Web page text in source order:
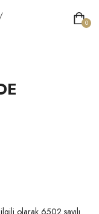
0
ilgili olarak 6502 sayılı